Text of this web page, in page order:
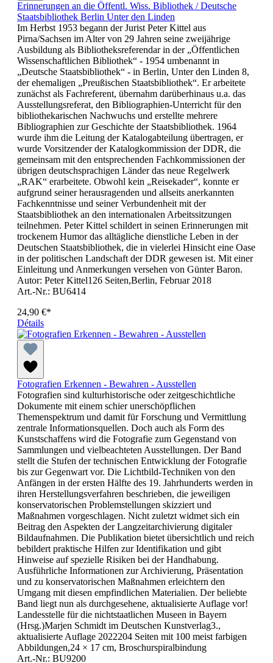
Erinnerungen an die Öffentl. Wiss. Bibliothek / Deutsche
Staatsbibliothek Berlin Unter den Linden
Im Herbst 1953 begann der Jurist Peter Kittel aus
Pirna/Sachsen im Alter von 29 Jahren seine zweijährige
Ausbildung als Bibliotheksreferendar in der „Öffentlichen
Wissenschaftlichen Bibliothek“ - 1954 umbenannt in
„Deutsche Staatsbibliothek“ - in Berlin, Unter den Linden 8,
der ehemaligen „Preußischen Staatsbibliothek“. Er arbeitete
zunächst als Fachreferent, übernahm darüberhinaus u.a. das
Ausstellungsreferat, den Bibliographien-Unterricht für den
bibliothekarischen Nachwuchs und erstellte mehrere
Bibliographien zur Geschichte der Staatsbibliothek. 1964
wurde ihm die Leitung der Katalogabteilung übertragen, er
wurde Vorsitzender der Katalogkommission der DDR, die
gemeinsam mit den entsprechenden Fachkommissionen der
übrigen deutschsprachigen Länder das neue Regelwerk
„RAK“ erarbeitete. Obwohl kein „Reisekader“, konnte er
aufgrund seiner herausragenden und allseits anerkannten
Fachkenntnisse und seiner Verbundenheit mit der
Staatsbibliothek an den internationalen Arbeitssitzungen
teilnehmen. Peter Kittel schildert in seinen Erinnerungen mit
trockenem Humor das alltägliche dienstliche Leben in der
Deutschen Staatsbibliothek, die in vielerlei Hinsicht eine Oase
in der politischen Landschaft der DDR gewesen ist. Mit einer
Einleitung und Anmerkungen versehen von Günter Baron.
Autor: Peter Kittel126 Seiten,Berlin, Februar 2018
Art.-Nr.: BU6414
24,90 €*
Détails
Fotografien Erkennen - Bewahren - Ausstellen
Fotografien sind kulturhistorische oder zeitgeschichtliche
Dokumente mit einem schier unerschöpflichen
Themenspektrum und damit für Forschung und Vermittlung
zentrale Informationsquellen. Doch auch als Form des
Kunstschaffens wird die Fotografie zum Gegenstand von
Sammlungen und vielbeachteten Ausstellungen. Der Band
stellt die Stufen der technischen Entwicklung der Fotografie
bis zur Gegenwart vor. Die Lichtbild-Techniken von den
Anfängen in der ersten Hälfte des 19. Jahrhunderts werden in
ihren Herstellungsverfahren beschrieben, die jeweiligen
konservatorischen Problemstellungen skizziert und
Maßnahmen vorgeschlagen. Nicht zuletzt widmet sich ein
Beitrag den Aspekten der Langzeitarchivierung digitaler
Bildaufnahmen. Die Publikation bietet übersichtlich und reich
bebildert praktische Hilfen zur Identifikation und gibt
Hinweise auf spezielle Risiken bei der Handhabung.
Ausführliche Informationen zur Archivierung, Präsentation
und zu konservatorischen Maßnahmen erleichtern den
Umgang mit diesen empfindlichen Materialien. Der beliebte
Band liegt nun als durchgesehene, aktualisierte Auflage vor!
Landesstelle für die nichtstaatlichen Museen in Bayern
(Hrsg.)Marjen Schmidt im Deutschen Kunstverlag3.,
aktualisierte Auflage 2022204 Seiten mit 100 meist farbigen
Abbildungen,24 × 17 cm, Broschurspiralbindung
Art.-Nr.: BU9200